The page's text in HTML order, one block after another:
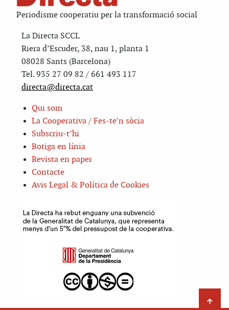
Periodisme cooperatiu per la transformació social
La Directa SCCL
Riera d’Escuder, 38, nau 1, planta 1
08028 Sants (Barcelona)
Tel. 935 27 09 82 / 661 493 117
directa@directa.cat
Qui som
La Cooperativa / Fes-te’n sòcia
Subscriu-t’hi
Botiga en línia
Revista en paper
Contacte
Avis Legal & Política de Cookies